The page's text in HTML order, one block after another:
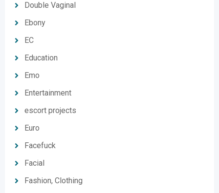
Double Vaginal
Ebony
EC
Education
Emo
Entertainment
escort projects
Euro
Facefuck
Facial
Fashion, Clothing